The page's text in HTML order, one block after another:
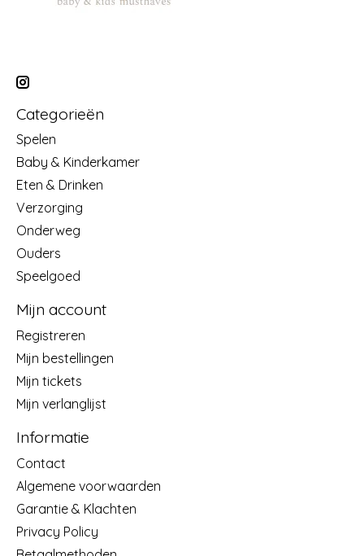
Categorieën
Spelen
Baby & Kinderkamer
Eten & Drinken
Verzorging
Onderweg
Ouders
Speelgoed
Mijn account
Registreren
Mijn bestellingen
Mijn tickets
Mijn verlanglijst
Informatie
Contact
Algemene voorwaarden
Garantie & Klachten
Privacy Policy